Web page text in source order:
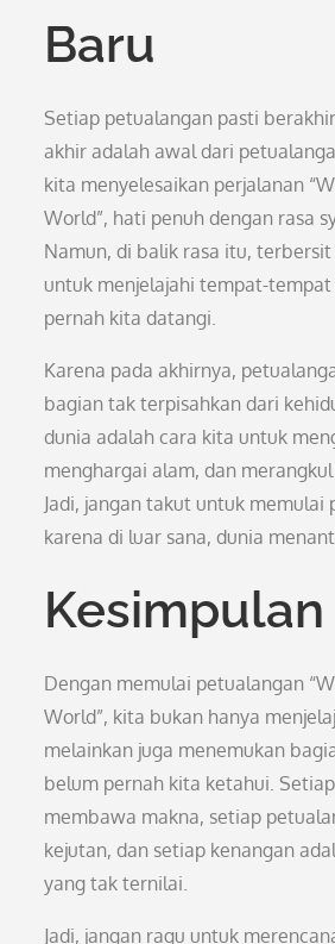
Baru
Setiap petualangan pasti
akhir adalah awal dari
kita menyelesaikan perjalanan
World”, hati penuh dengan rasa
Namun, di balik rasa itu,
untuk menjelajahi tempat-
pernah kita datangi.
Karena pada akhirnya,
bagian tak terpisahkan dari
dunia adalah cara kita untuk
menghargai alam, dan
Jadi, jangan takut untuk memulai
karena di luar sana, dunia
Kesimpulan
Dengan memulai petualangan
World”, kita bukan hanya
melainkan juga menemukan
belum pernah kita ketahui.
membawa makna, setiap
kejutan, dan setiap kenangan
yang tak ternilai.
Jadi, jangan ragu untuk